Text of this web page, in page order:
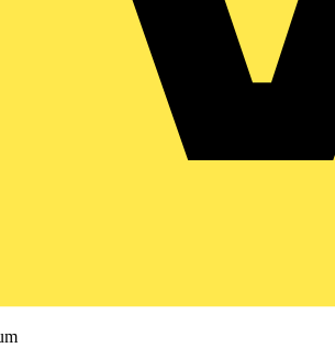
und erhalten Sie stets aktuelle